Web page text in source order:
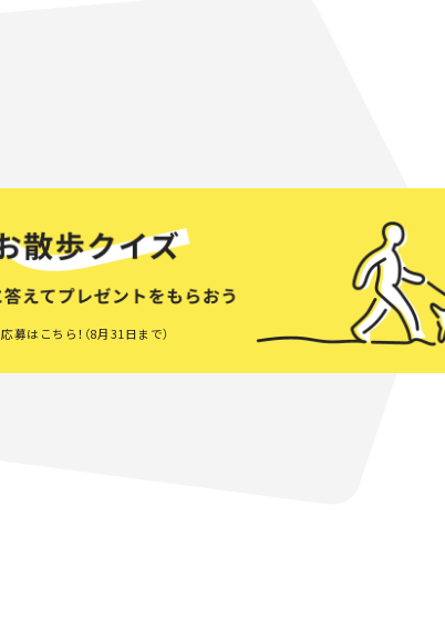
応募はこちら！（8月31日まで）